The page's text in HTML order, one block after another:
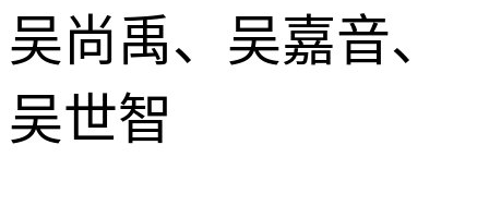
吴尚禹、吴嘉音、
吴世智